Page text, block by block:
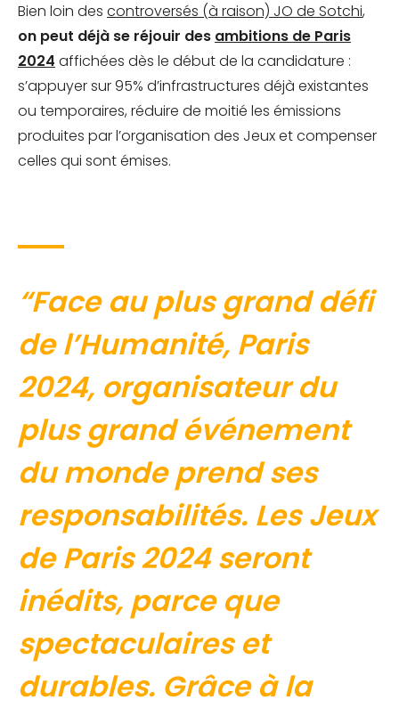
Bien loin des controversés (à raison) JO de Sotchi,
on peut déjà se réjouir des ambitions de Paris
2024 affichées dès le début de la candidature :
s’appuyer sur 95% d’infrastructures déjà existantes
ou temporaires, réduire de moitié les émissions
produites par l’organisation des Jeux et compenser
celles qui sont émises.
“Face au plus grand défi
de l’Humanité, Paris
2024, organisateur du
plus grand événement
du monde prend ses
responsabilités. Les Jeux
de Paris 2024 seront
inédits, parce que
spectaculaires et
durables. Grâce à la